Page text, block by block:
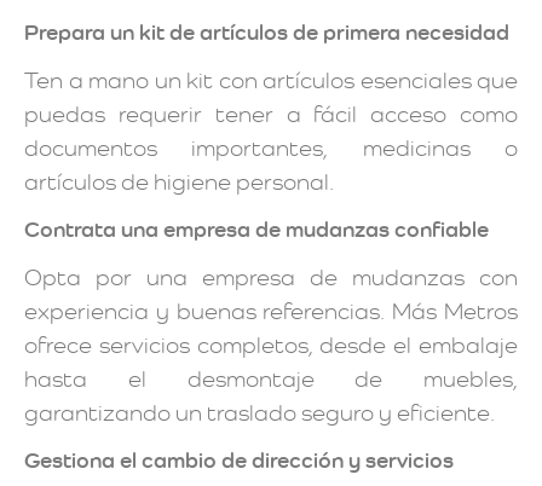
Prepara un kit de artículos de primera necesidad
Ten a mano un kit con artículos esenciales que
puedas requerir tener a fácil acceso como
documentos importantes, medicinas o
artículos de higiene personal.
Contrata una empresa de mudanzas confiable
Opta por una empresa de mudanzas con
experiencia y buenas referencias. Más Metros
ofrece servicios completos, desde el embalaje
hasta el desmontaje de muebles,
garantizando un traslado seguro y eficiente.
Gestiona el cambio de dirección y servicios